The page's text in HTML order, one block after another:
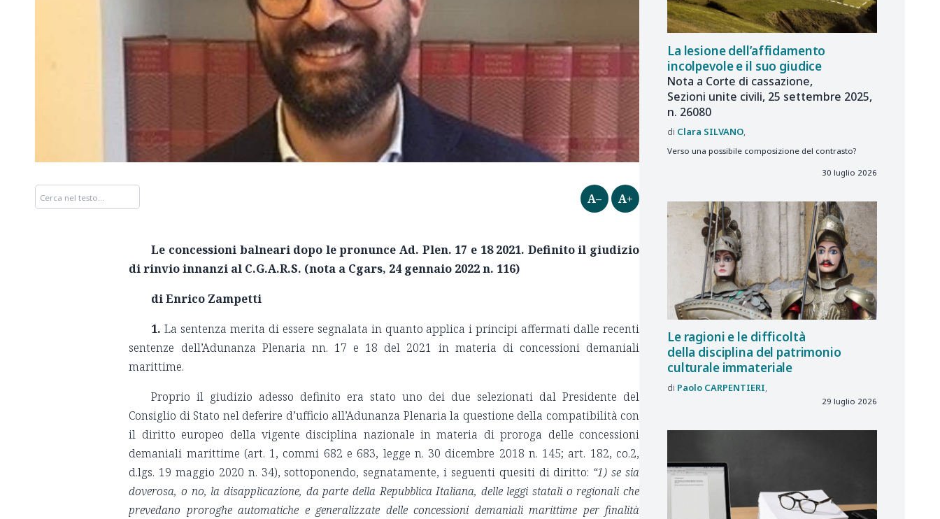
A– A+
Le concessioni balneari dopo le pronunce Ad. Plen. 17 e 18 2021. Definito il giudizio
di rinvio innanzi al C.G.A.R.S. (nota a Cgars, 24 gennaio 2022 n. 116)
di Enrico Zampetti
1. La sentenza merita di essere segnalata in quanto applica i principi affermati dalle recenti
sentenze dell’Adunanza Plenaria nn. 17 e 18 del 2021 in materia di concessioni demaniali
marittime.
Proprio il giudizio adesso definito era stato uno dei due selezionati dal Presidente del
Consiglio di Stato nel deferire d’ufficio all’Adunanza Plenaria la questione della compatibilità con
il diritto europeo della vigente disciplina nazionale in materia di proroga delle concessioni
demaniali marittime (art. 1, commi 682 e 683, legge n. 30 dicembre 2018 n. 145; art. 182, co.2,
d.lgs. 19 maggio 2020 n. 34), sottoponendo, segnatamente, i seguenti quesiti di diritto: “1) se sia
doverosa, o no, la disapplicazione, da parte della Repubblica Italiana, delle leggi statali o regionali che
prevedano proroghe automatiche e generalizzate delle concessioni demaniali marittime per finalità
La lesione dell’affidamento
incolpevole e il suo giudice
Nota a Corte di cassazione,
Sezioni unite civili, 25 settembre 2025,
n. 26080
Clara SILVANO
Verso una possibile composizione del contrasto?
30 luglio 2026
Le ragioni e le difficoltà
della disciplina del patrimonio
culturale immateriale
Paolo CARPENTIERI
29 luglio 2026